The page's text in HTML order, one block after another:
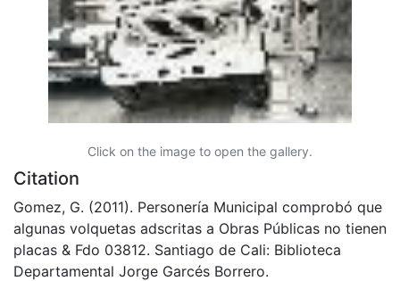
Click on the image to open the gallery.
Citation
Gomez, G. (2011). Personería Municipal comprobó que
algunas volquetas adscritas a Obras Públicas no tienen
placas & Fdo 03812. Santiago de Cali: Biblioteca
Departamental Jorge Garcés Borrero.